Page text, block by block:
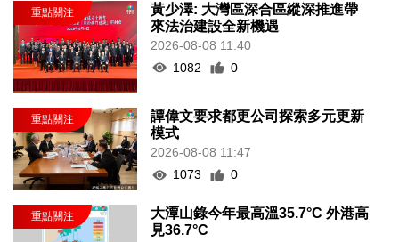
黃少澤: 大灣區深合區縱深推進帶
來法治建設全新機遇
2026-08-08 11:40
1082
0
譚偉文要求都更公司探索多元更新
模式
2026-08-08 11:47
1073
0
大潭山錄今年最高溫35.7°C 外港高
見36.7°C